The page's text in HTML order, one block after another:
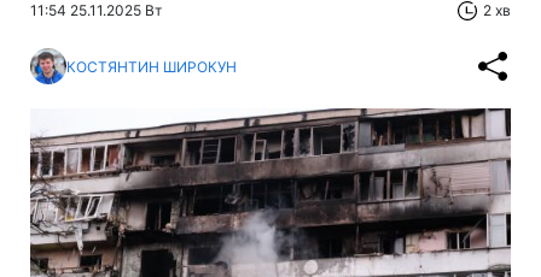
11:54 25.11.2025 Вт 2 хв
КОСТЯНТИН ШИРОКУН